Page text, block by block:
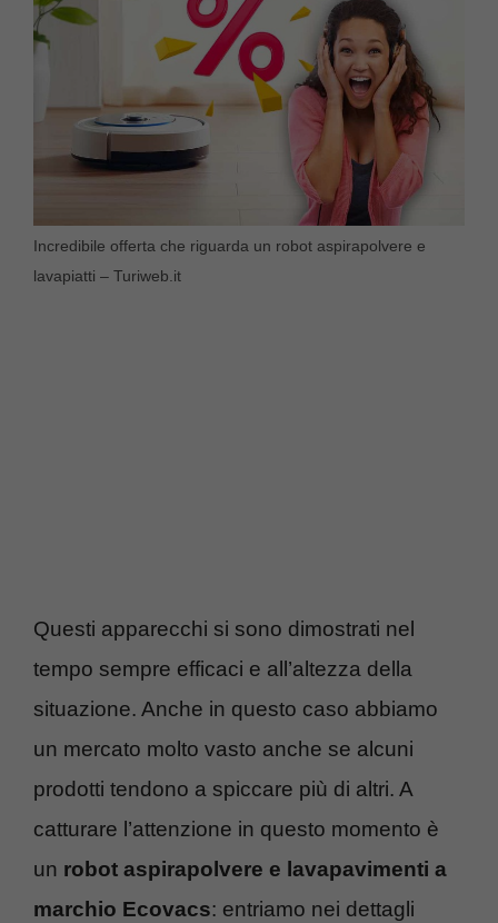
Incredibile offerta che riguarda un robot aspirapolvere e
lavapiatti – Turiweb.it
Questi apparecchi si sono dimostrati nel
tempo sempre efficaci e all’altezza della
situazione. Anche in questo caso abbiamo
un mercato molto vasto anche se alcuni
prodotti tendono a spiccare più di altri. A
catturare l’attenzione in questo momento è
un robot aspirapolvere e lavapavimenti a
marchio Ecovacs: entriamo nei dettagli